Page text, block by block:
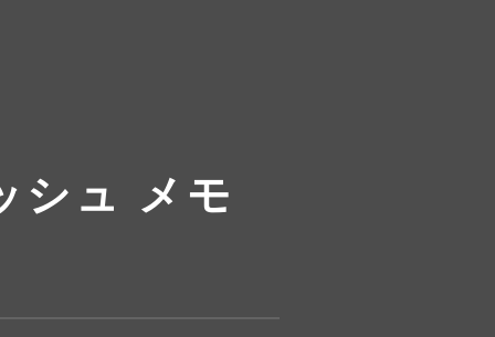
シュ メモ